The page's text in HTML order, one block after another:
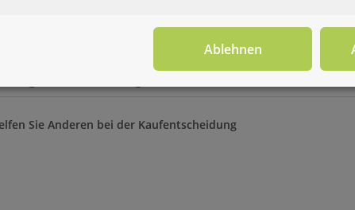
Sie Anderen bei der Kaufentscheidung
Ablehnen